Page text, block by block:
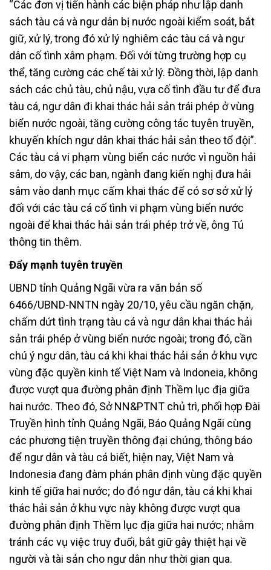
“Các đơn vị tiến hành các biện pháp như lập danh
sách tàu cá và ngư dân bị nước ngoài kiểm soát, bắt
giữ, xử lý, trong đó xử lý nghiêm các tàu cá và ngư
dân cố tình xâm phạm. Đối với từng trường hợp cụ
thể, tăng cường các chế tài xử lý. Đồng thời, lập danh
sách các chủ tàu, chủ nậu, vựa cố tình đầu tư để đưa
tàu cá, ngư dân đi khai thác hải sản trái phép ở vùng
biển nước ngoài, tăng cường công tác tuyên truyền,
khuyến khích ngư dân khai thác hải sản theo tổ đội”.
Các tàu cá vi phạm vùng biển các nước vì nguồn hải
sâm, do vậy, các ban, ngành đang kiến nghị đưa hải
sâm vào danh mục cấm khai thác để có sơ sở xử lý
đối với các tàu cá cố tình vi phạm vùng biển nước
ngoài để khai thác hải sản trái phép trở về, ông Tú
thông tin thêm.
Đẩy mạnh tuyên truyền
UBND tỉnh Quảng Ngãi vừa ra văn bản số
6466/UBND-NNTN ngày 20/10, yêu cầu ngăn chặn,
chấm dứt tình trạng tàu cá và ngư dân khai thác hải
sản trái phép ở vùng biển nước ngoài; trong đó, cần
chú ý ngư dân, tàu cá khi khai thác hải sản ở khu vực
vùng đặc quyền kinh tế Việt Nam và Indoneia, không
được vượt qua đường phân định Thềm lục địa giữa
hai nước. Theo đó, Sở NN&PTNT chủ trì, phối hợp Đài
Truyền hình tỉnh Quảng Ngãi, Báo Quảng Ngãi cùng
các phương tiện truyền thông đại chúng, thông báo
để ngư dân và tàu cá biết, hiện nay, Việt Nam và
Indonesia đang đàm phán phân định vùng đặc quyền
kinh tế giữa hai nước; do đó ngư dân, tàu cá khi khai
thác hải sản ở khu vực này không được vượt qua
đường phân định Thềm lục địa giữa hai nước; nhằm
tránh các vụ việc truy đuổi, bắt giữ gây thiệt hại về
người và tài sản cho ngư dân như thời gian qua.